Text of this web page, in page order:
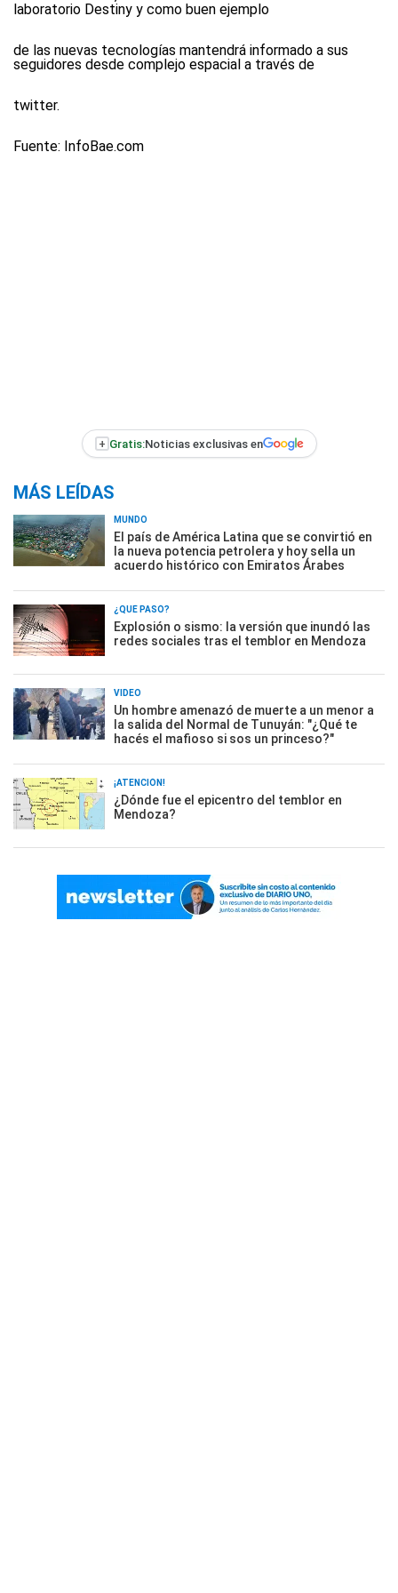
laboratorio Destiny y como buen ejemplo
de las nuevas tecnologías mantendrá informado a sus
seguidores desde complejo espacial a través de
twitter.
Fuente: InfoBae.com
+ Gratis:Noticias exclusivas en
MÁS LEÍDAS
MUNDO
El país de América Latina que se convirtió en
la nueva potencia petrolera y hoy sella un
acuerdo histórico con Emiratos Árabes
¿QUÉ PASÓ?
Explosión o sismo: la versión que inundó las
redes sociales tras el temblor en Mendoza
VIDEO
Un hombre amenazó de muerte a un menor a
la salida del Normal de Tunuyán: "¿Qué te
hacés el mafioso si sos un princeso?"
¡ATENCIÓN!
¿Dónde fue el epicentro del temblor en
Mendoza?